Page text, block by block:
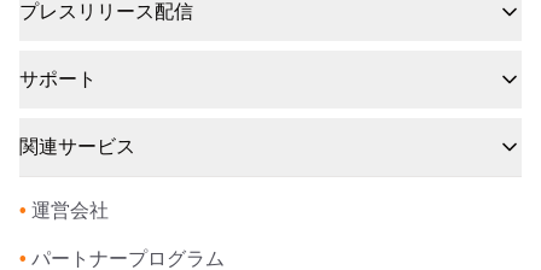
プレスリリース配信
サポート
関連サービス
• 運営会社
• パートナープログラム